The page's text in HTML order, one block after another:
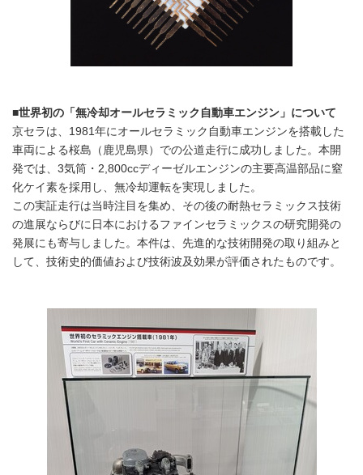
■世界初の「無冷却オールセラミック自動車エンジン」について
京セラは、1981年にオールセラミック自動車エンジンを搭載した
車両による桜島（鹿児島県）での公道走行に成功しました。本開
発では、3気筒・2,800ccディーゼルエンジンの主要高温部品に窒
化ケイ素を採用し、無冷却運転を実現しました。
この実証走行は当時注目を集め、その後の耐熱セラミックス技術
の進展ならびに日本におけるファインセラミックスの研究開発の
発展にも寄与しました。本件は、先進的な技術開発の取り組みと
して、技術史的価値および技術波及効果が評価されたものです。